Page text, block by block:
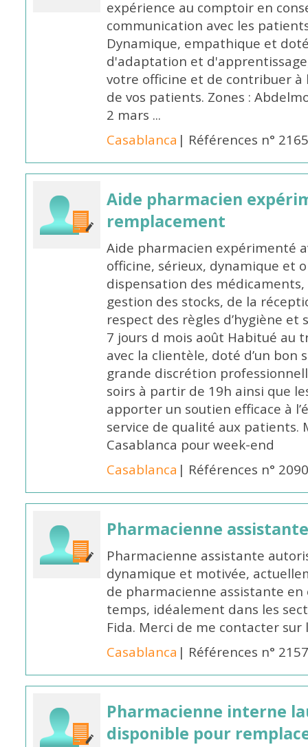
expérience au comptoir en
communication avec les
Dynamique, empathique et
d'adaptation et
votre officine et de contribuer
de vos patients. Zones :
2 mars ...
Casablanca | Références n°
Aide pharmacien
remplacement
Aide pharmacien expérimenté
officine, sérieux, dynamique et
dispensation des
gestion des stocks, de la
respect des règles d’hygiène
7 jours d mois août Habitué au
avec la clientèle, doté d’un bon
grande discrétion
soirs à partir de 19h ainsi que
apporter un soutien efficace à
service de qualité aux patients.
Casablanca pour week-end
Casablanca | Références n°
Pharmacienne
Pharmacienne assistante
dynamique et motivée,
de pharmacienne assistante en
temps, idéalement dans les
Fida. Merci de me contacter sur
Casablanca | Références n°
Pharmacienne interne
disponible pour